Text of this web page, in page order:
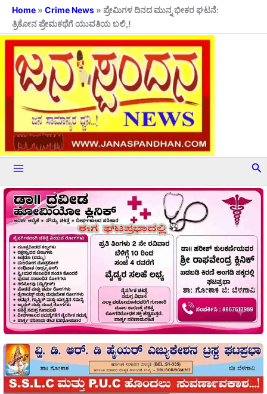
Skip
content
Home » Crime News » ಪ್ರೇಮಿಗಳ ದಿನದ ಮುನ್ನ ಭೀಕರ ಘಟನೆ:
ತ್ರಿಕೋನ ಪ್ರೇಮಕಥೆಗೆ ಯುವತಿಯ ಬಲಿ,!